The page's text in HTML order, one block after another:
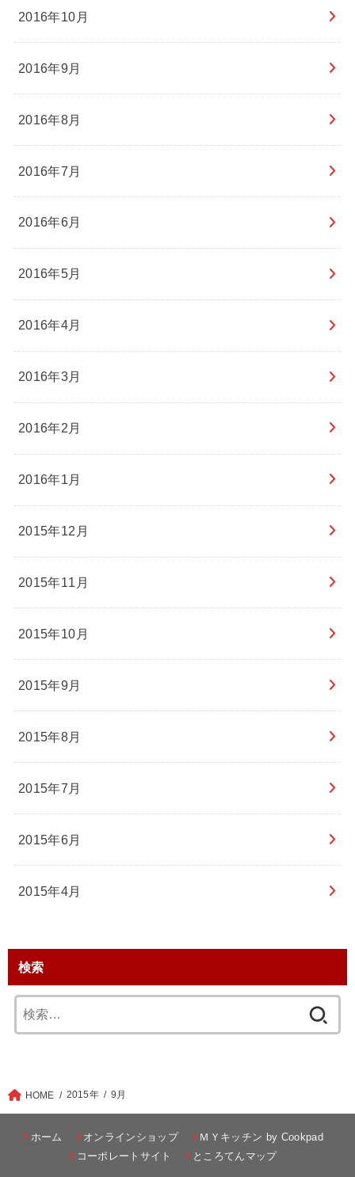
2016年10月
2016年9月
2016年8月
2016年7月
2016年6月
2016年5月
2016年4月
2016年3月
2016年2月
2016年1月
2015年12月
2015年11月
2015年10月
2015年9月
2015年8月
2015年7月
2015年6月
2015年4月
検索
索:
HOME 2015年 9月
ホーム オンラインショップ
ＭＹキッチン by Cookpad
コーポレートサイト
ところてんマップ